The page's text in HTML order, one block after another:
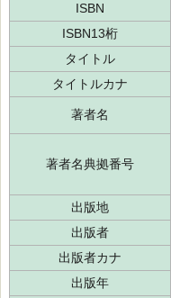
ISBN
ISBN13桁
タイトル
タイトルカナ
著者名
著者名典拠番号
出版地
出版者
出版者カナ
出版年